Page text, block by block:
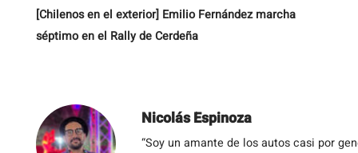
[Chilenos en el exterior] Emilio Fernández marcha
séptimo en el Rally de Cerdeña
Nicolás Espinoza
“Soy un amante de los autos casi por